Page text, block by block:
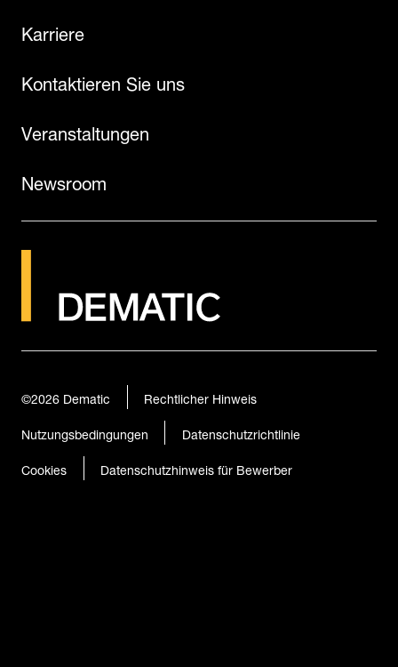
Karriere
Kontaktieren Sie uns
Veranstaltungen
Newsroom
©2026Dematic
Rechtlicher Hinweis
Nutzungsbedingungen
Datenschutzrichtlinie
Cookies
Datenschutzhinweis für Bewerber